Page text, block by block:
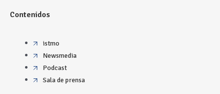
Contenidos
istmo
Newsmedia
Podcast
Sala de prensa